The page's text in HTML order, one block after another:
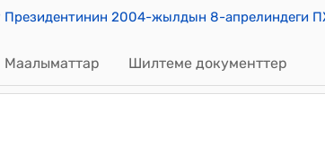
Маалыматтар Шилтеме документтер